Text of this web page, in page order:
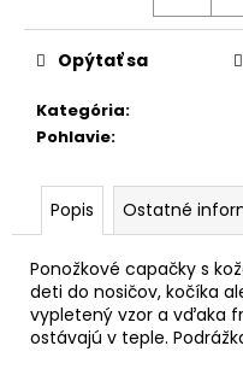
Kategória:
Pohlavie:
Opýtať sa
Popis Ostatné
Ponožkové capačky s
deti do nosičov, kočíka
vypletený vzor a vďaka
ostávajú v teple.
m
e